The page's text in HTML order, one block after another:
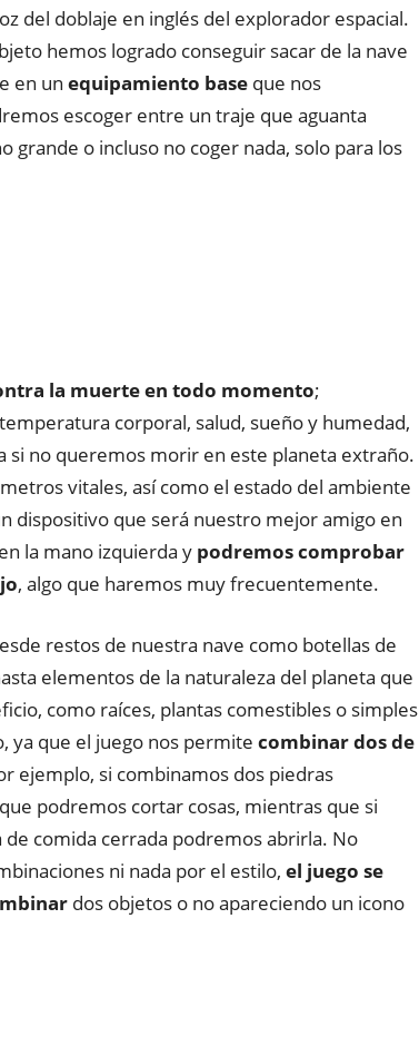
del doblaje en inglés del explorador espacial.
hemos logrado conseguir sacar de la nave
en un equipamiento base que nos
escoger entre un traje que aguanta
o incluso no coger nada, solo para los
la muerte en todo momento;
corporal, salud, sueño y humedad,
si no queremos morir en este planeta extraño.
vitales, así como el estado del ambiente
dispositivo que será nuestro mejor amigo en
la mano izquierda y podremos comprobar
, algo que haremos muy frecuentemente.
restos de nuestra nave como botellas de
elementos de la naturaleza del planeta que
como raíces, plantas comestibles o simples
ya que el juego nos permite combinar dos de
ejemplo, si combinamos dos piedras
podremos cortar cosas, mientras que si
comida cerrada podremos abrirla. No
ni nada por el estilo, el juego se
dos objetos o no apareciendo un icono